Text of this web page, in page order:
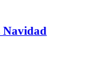
Navidad